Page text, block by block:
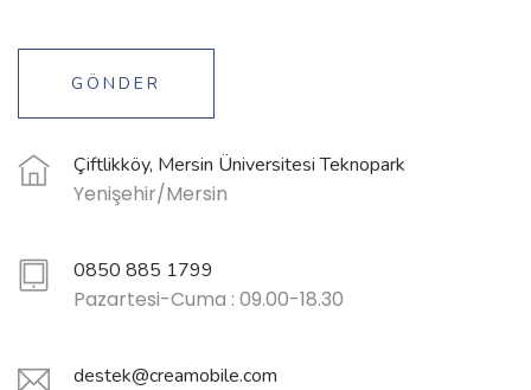
GÖNDER
Çiftlikköy, Mersin Üniversitesi Teknopark
Yenişehir/Mersin
0850 885 1799
Pazartesi-Cuma : 09.00-18.30
destek@creamobile.com